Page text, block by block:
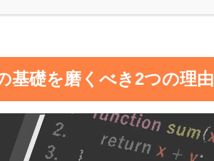
基礎を磨くべき2つの理由